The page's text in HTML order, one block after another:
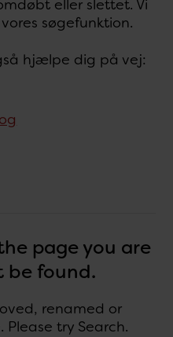
eller slettet. Vi
søgefunktion.
hjælpe dig på vej:
page you are
be found.
renamed or
try Search.